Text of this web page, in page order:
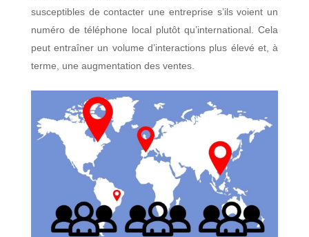
susceptibles de contacter une entreprise s’ils voient un
numéro de téléphone local plutôt qu’international. Cela
peut entraîner un volume d’interactions plus élevé et, à
terme, une augmentation des ventes.